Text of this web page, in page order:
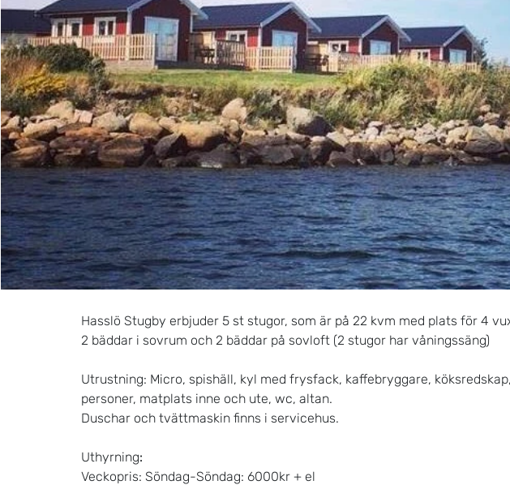
Hasslö Stugby erbjuder 5 st stugor, som är på 22 kvm med plats för 4
2 bäddar i sovrum och 2 bäddar på sovloft (2 stugor har våningssäng)
Utrustning: Micro, spishäll, kyl med frysfack, kaffebryggare,
personer, matplats inne och ute, wc, altan.
Duschar och tvättmaskin finns i servicehus.
Uthyrning:
Veckopris: Söndag-Söndag: 6000kr + el